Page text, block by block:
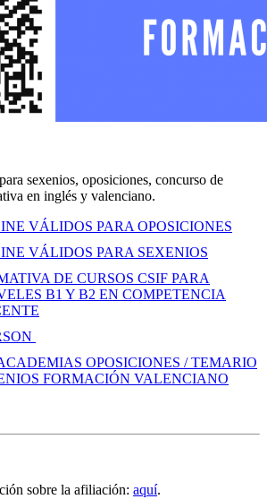
sexenios, oposiciones, concurso de
en inglés y valenciano.
VÁLIDOS PARA OPOSICIONES
VÁLIDOS PARA SEXENIOS
DE CURSOS CSIF PARA
B1 Y B2 EN COMPETENCIA
OPOSICIONES / TEMARIO
FORMACIÓN VALENCIANO
sobre la afiliación: aquí.